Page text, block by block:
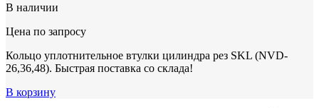
В наличии
Цена по запросу
Кольцо уплотнительное втулки цилиндра рез SKL (NVD-
26,36,48). Быстрая поставка со склада!
В корзину